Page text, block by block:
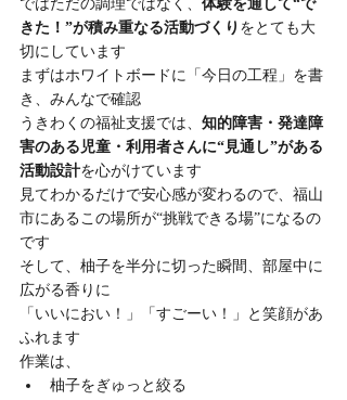
ではただの調理ではなく、 体験を通して“で
きた！”が積み重なる活動づくり をとても大
切にしています
まずはホワイトボードに「今日の工程」を書
き、みんなで確認
うきわくの福祉支援では、 知的障害・発達障
害のある児童・利用者さんに“見通し”がある
活動設計を心がけています
見てわかるだけで安心感が変わるので、福山
市にあるこの場所が“挑戦できる場”になるの
です
そして、柚子を半分に切った瞬間、部屋中に
広がる香りに
「いいにおい！」「すごーい！」と笑顔があ
ふれます
作業は、
柚子をぎゅっと絞る